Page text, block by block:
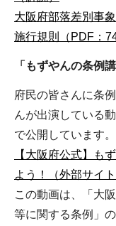
大阪府部落差別事
施行規則（PDF：
「もずやんの条例
府民の皆さんに条
んが出演している
で公開しています。
【大阪府公式】も
よう！（外部サイト
この動画は、「大
等に関する条例」